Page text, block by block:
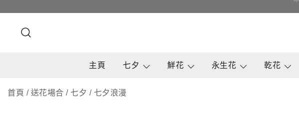
to
主頁 七夕 鮮花 永生花 乾花
首頁 / 送花場合 / 七夕 / 七夕浪漫